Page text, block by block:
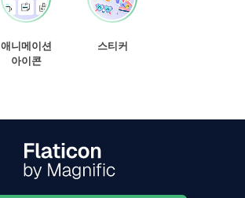
애니메이션
아이콘
스티커